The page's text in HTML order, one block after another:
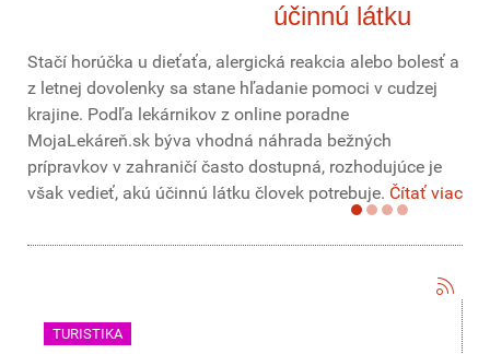
účinnú látku
Stačí horúčka u dieťaťa, alergická reakcia alebo bolesť a
z letnej dovolenky sa stane hľadanie pomoci v cudzej
krajine. Podľa lekárnikov z online poradne
MojaLekáreň.sk býva vhodná náhrada bežných
prípravkov v zahraničí často dostupná, rozhodujúce je
však vedieť, akú účinnú látku človek potrebuje. Čítať viac
TURISTIKA